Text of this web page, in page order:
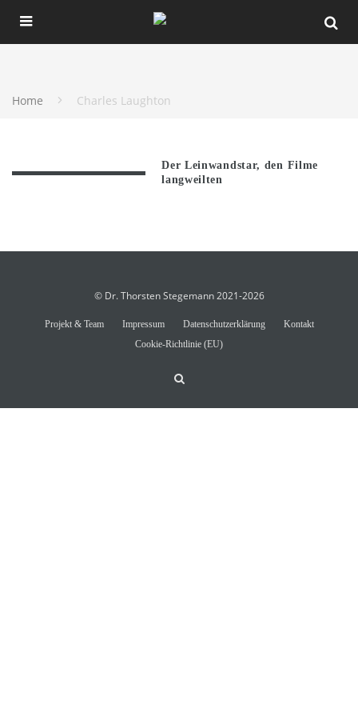
Home Charles Laughton
Der Leinwandstar, den Filme
langweilten
© Dr. Thorsten Stegemann 2021-2026
Projekt & Team Impressum Datenschutzerklärung
Kontakt
Cookie-Richtlinie (EU)